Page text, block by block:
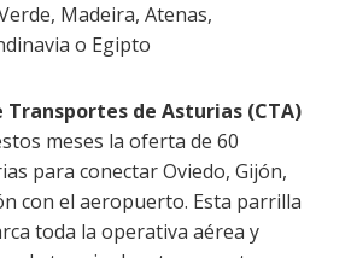
Madeira, Atenas,
o Egipto
Transportes de Asturias (CTA)
meses la oferta de 60
para conectar Oviedo, Gijón,
con el aeropuerto. Esta parrilla
toda la operativa aérea y